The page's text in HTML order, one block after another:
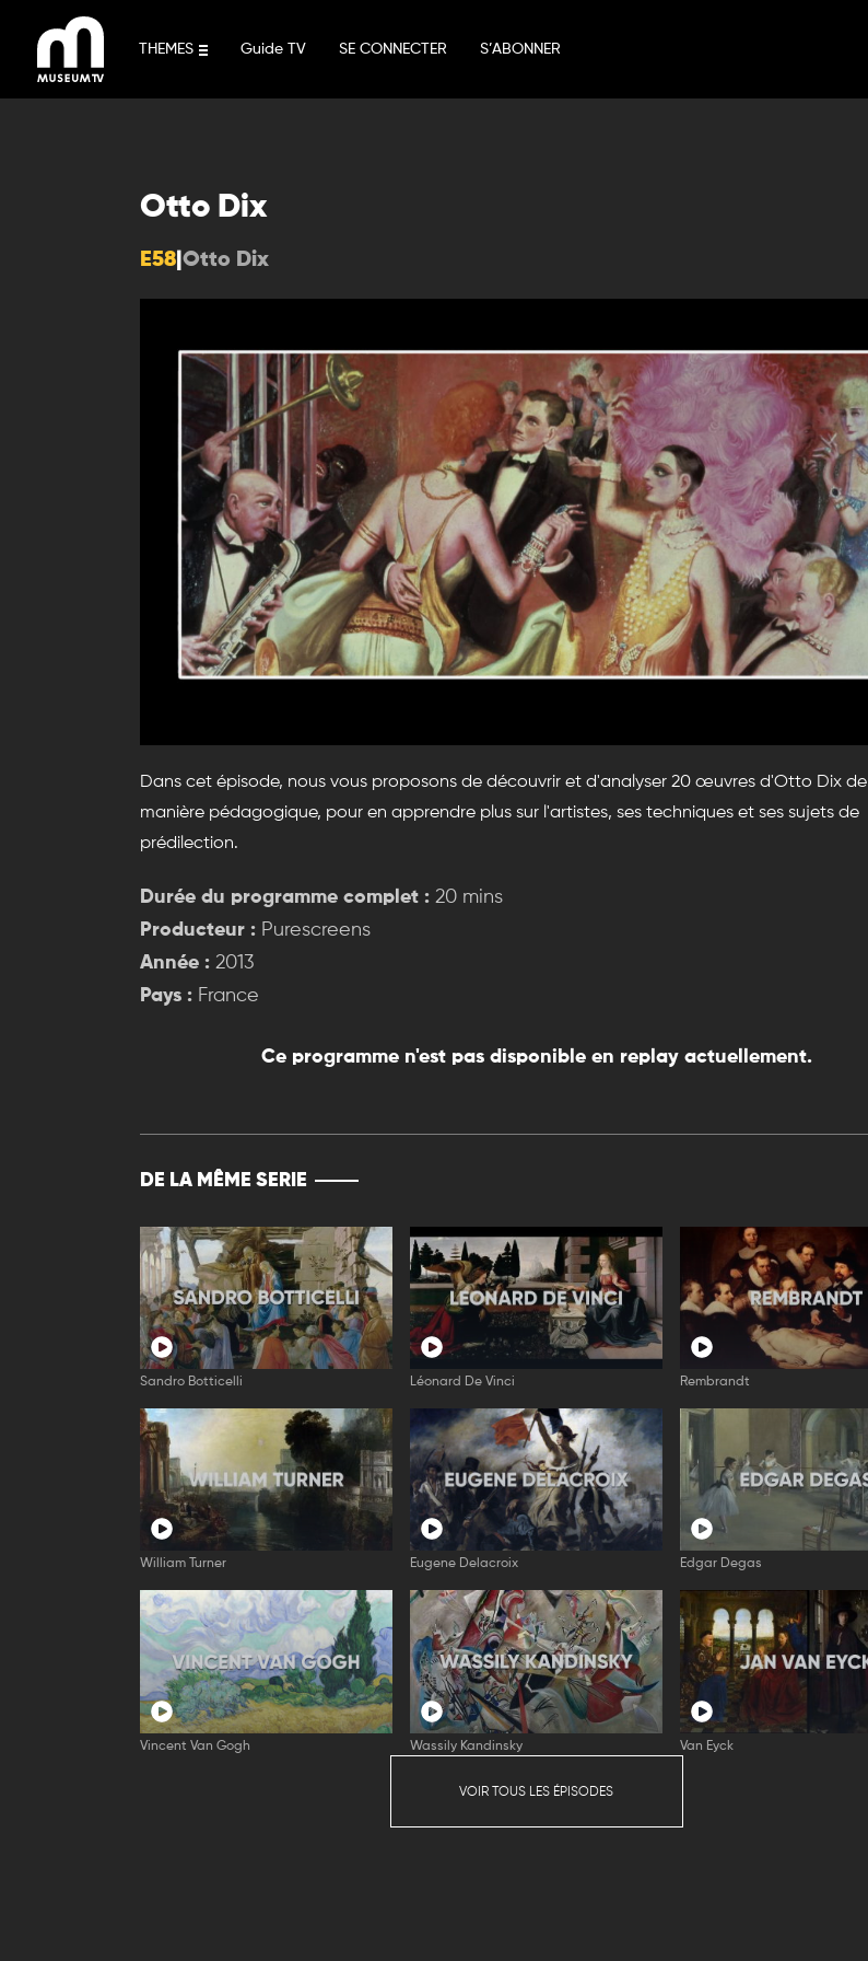
contenu
THEMES Guide TV SE CONNECTER S’ABONNER
Otto Dix
E58 Otto Dix
Dans cet épisode, nous vous proposons de découvrir et d'analyser 20 œuvres d'Otto Dix de
manière pédagogique, pour en apprendre plus sur l'artistes, ses techniques et ses sujets de
prédilection.
Durée du programme complet : 20 mins
Producteur : Purescreens
Année : 2013
Pays : France
Ce programme n'est pas disponible en replay actuellement.
DE LA MÊME SERIE
Sandro Botticelli Léonard De Vinci Rembrandt
William Turner Eugene Delacroix Edgar Degas
Vincent Van Gogh Wassily Kandinsky Van Eyck
VOIR TOUS LES ÉPISODES